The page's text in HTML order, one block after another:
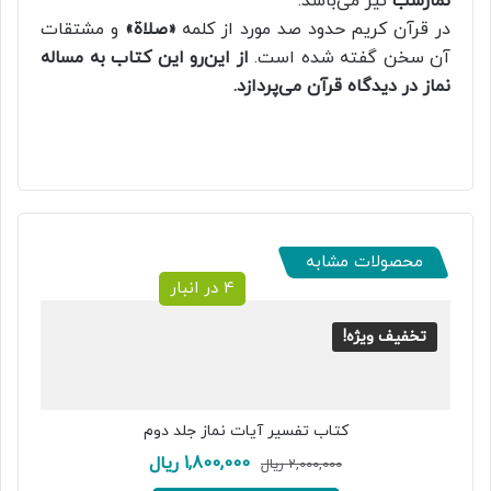
در قرآن کریم حدود صد مورد از کلمه «صلاة» و مشتقات
آن سخن گفته شده است. از این‌رو این کتاب به مساله
نماز در دیدگاه قرآن می‌پردازد.
محصولات مشابه
تخفیف ویژه!
4 در انبار
کتاب تفسیر آیات نماز جلد دوم
2,000,000 ریال قیمت
اصلی:
1,800,000 ریالقیمت